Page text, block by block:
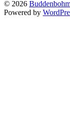
© 2026
Powered by